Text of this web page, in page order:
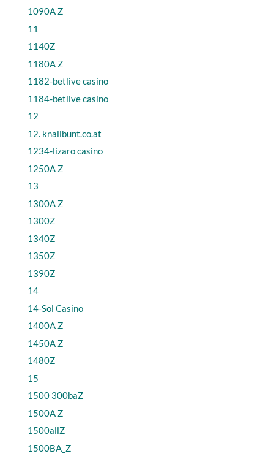
1090A Z
11
1140Z
1180A Z
1182-betlive casino
1184-betlive casino
12
12. knallbunt.co.at
1234-lizaro casino
1250A Z
13
1300A Z
1300Z
1340Z
1350Z
1390Z
14
14-Sol Casino
1400A Z
1450A Z
1480Z
15
1500 300baZ
1500A Z
1500allZ
1500BA_Z